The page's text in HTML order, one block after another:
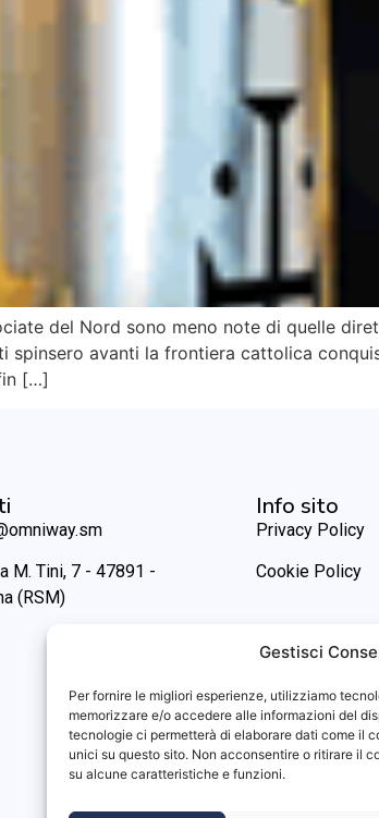
Gestisci
Per fornire le migliori esperienze, utilizziamo
memorizzare e/o accedere alle informazioni del
tecnologie ci permetterà di elaborare dati come il
unici su questo sito. Non acconsentire o ritirare il
su alcune caratteristiche e funzioni.
del Nord sono meno note di quelle
spinsero avanti la frontiera cattolica
[…]
M. Tini, 7 - 47891 -
(RSM)
Info sito
Privacy Policy
Cookie Policy